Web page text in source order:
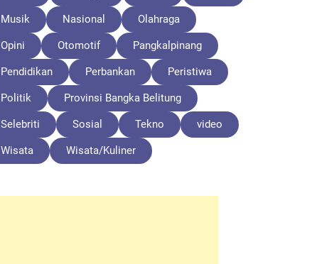
Musik Nasional Olahraga
Opini Otomotif Pangkalpinang
Pendidikan Perbankan Peristiwa
Politik Provinsi Bangka Belitung
Selebriti Sosial Tekno video
Wisata Wisata/Kuliner